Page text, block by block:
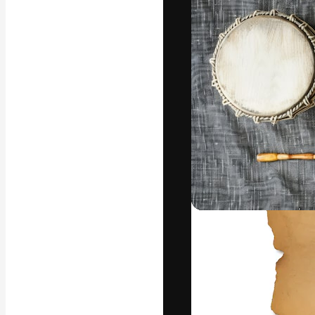
La piattaforma
migliori lavori.
creativi,
Italiano
Copyright © 2010-